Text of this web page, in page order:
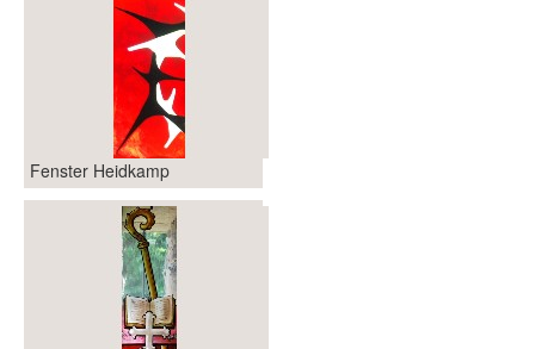
Fenster Heidkamp